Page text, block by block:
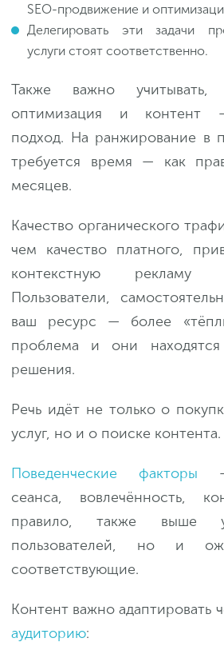
SEO-продвижение и
Делегировать эти задачи
услуги стоят соответственно.
Также важно учитывать,
оптимизация и контент
подход. На ранжирование в
требуется время — как
месяцев.
Качество органического
чем качество платного,
контекстную рекламу
Пользователи,
ваш ресурс — более
проблема и они
решения.
Речь идёт не только о
услуг, но и о поиске контента.
Поведенческие факторы —
сеанса, вовлечённость,
правило, также выше у
пользователей, но и
соответствующие.
Контент важно адаптировать
аудиторию: